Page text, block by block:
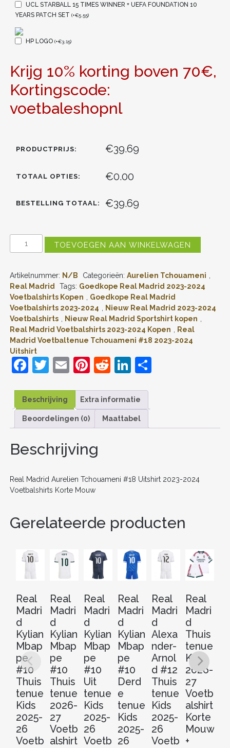
UCL STARBALL 15 TIMES WINNER + UEFA FOUNDATION 10
YEARS PATCH SET (+€5.55)
HP LOGO (+€3.15)
Krijg 10% korting boven 70€,
Kortingscode:
voetbaleshopnl
PRODUCTPRIJS: €39.69
TOTAAL OPTIES: €0.00
BESTELLING TOTAAL: €39.69
MADRID
#18
UITSHIRT
2023-
2024
VOETBALSHIRTS
KORTE
MOUW
AANTAL
TOEVOEGEN AAN WINKELWAGEN
Artikelnummer: N/B Categorieën: Aurelien Tchouameni
Real Madrid
Tags: Goedkope Real Madrid 2023-2024
Voetbalshirts Kopen
Goedkope Real Madrid
Voetbalshirts 2023-2024
Nieuw Real Madrid 2023-2024
Voetbalshirts
Nieuw Real Madrid Sportshirt kopen
Real Madrid Voetbalshirts 2023-2024 Kopen
Real
Madrid Voetbaltenue Tchouameni #18 2023-2024
Uitshirt
F
c
e
b
o
k
T
itt
er
E
ai
l
Pi
er
e
st
R
d
di
t
Li
k
e
dI
D
Beschrijving Extra informatie
Beoordelingen (0) Maattabel
Beschrijving
Real Madrid Aurelien Tchouameni #18 Uitshirt 2023-2024
Voetbalshirts Korte Mouw
Gerelateerde producten
Real
Madri
d
Kylian
Mbap
pe
#10
Thuis
tenue
Kids
2025-
26
Voetb
Real
Madri
d
Kylian
Mbap
pe
#10
Thuis
tenue
2026-
27
Voetb
alshirt
Real
Madri
d
Kylian
Mbap
pe
#10
Uit
tenue
Kids
2025-
26
Voetb
Real
Madri
d
Kylian
Mbap
pe
#10
Derd
e
tenue
Kids
2025-
26
Real
Madri
d
Alexa
nder-
Arnol
d #12
Thuis
tenue
Kids
2025-
26
Voetb
Real
Madri
d
Thuis
tenue
Kids
2026-
27
Voetb
alshirt
Korte
Mouw
+